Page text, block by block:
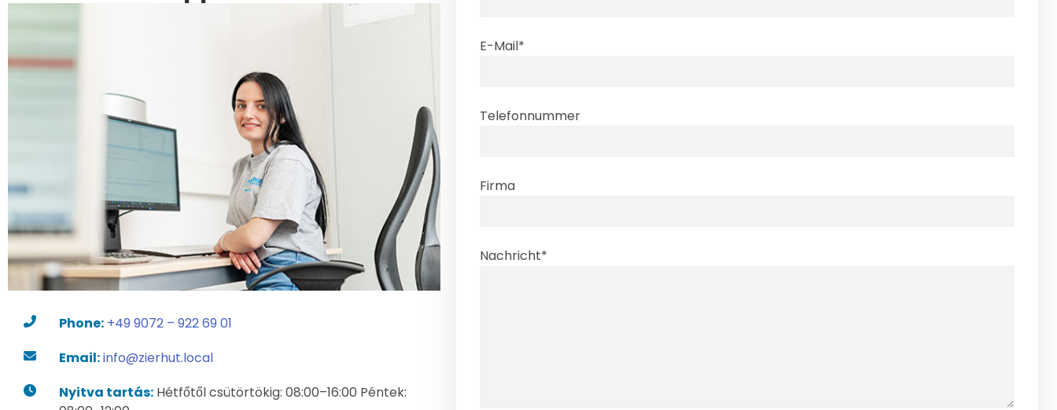
Phone: +49 9072 – 922 69 01
Email:info@zierhut.local
Nyitva tartás: Hétfőtől csütörtökig: 08:00–16:00 Péntek:
Please leave this field empty.
E-Mail*
Telefonnummer
Please leave this field empty.
Firma
Nachricht*